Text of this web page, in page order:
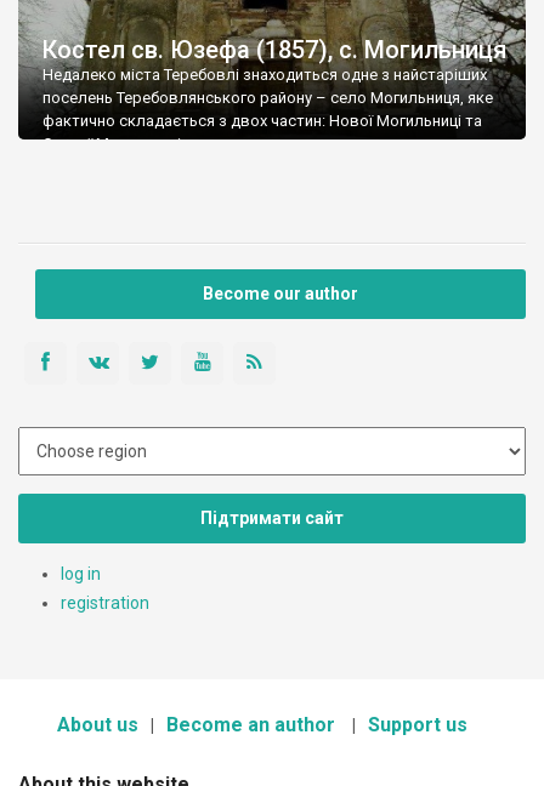
Костел св. Юзефа (1857), с. Могильниця
Недалеко міста Теребовлі знаходиться одне з найстаріших
поселень Теребовлянського району – село Могильниця, яке
фактично складається з двох частин: Нової Могильниці та
Старої Могильниці.
Become our author
Підтримати сайт
log in
registration
About us Become an author Support us